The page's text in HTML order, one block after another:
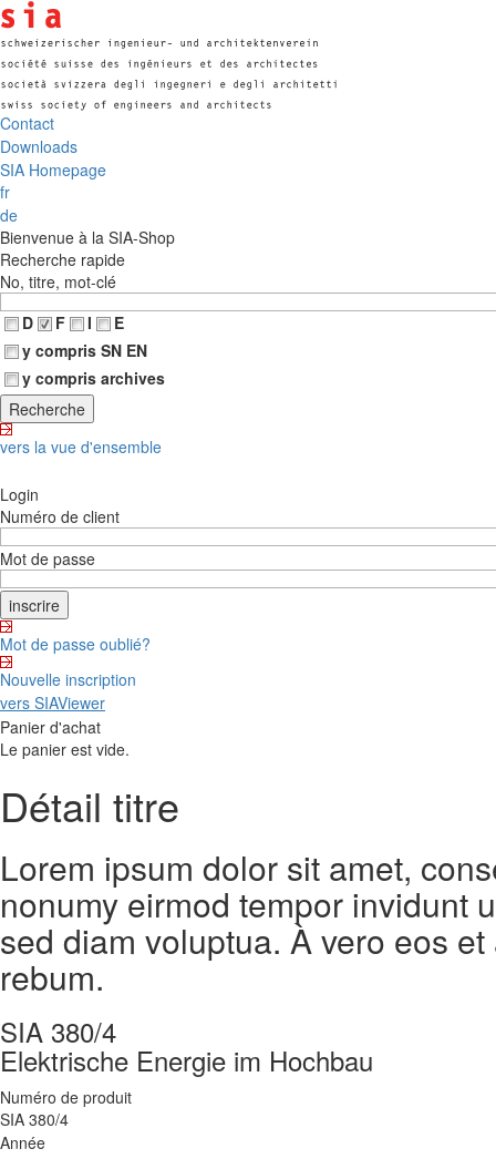
Contact
Downloads
SIA Homepage
fr
de
Bienvenue à la SIA-Shop
Recherche rapide
No, titre, mot-clé
D
F I
E
y compris SN EN
y compris archives
vers la vue d'ensemble
Login
Numéro de client
Mot de passe
Mot de passe oublié?
Nouvelle inscription
vers SIAViewer
Panier d'achat
Le panier est vide.
Détail titre
Lorem ipsum dolor sit amet,
nonumy eirmod tempor invidunt
sed diam voluptua. À vero eos
rebum.
SIA 380/4
Elektrische Energie im Hochbau
Numéro de produit
SIA 380/4
Année